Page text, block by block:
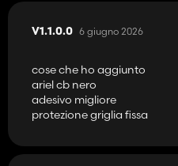
V1.1.0.0 6 giugno 2026
cose che ho aggiunto
ariel cb nero
adesivo migliore
protezione griglia fissa